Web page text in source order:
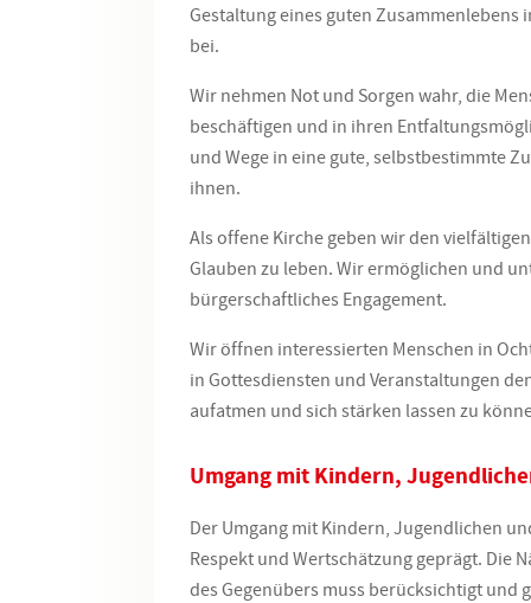
Gestaltung eines guten Zusammenlebens
bei.
Wir nehmen Not und Sorgen wahr, die
beschäftigen und in ihren
und Wege in eine gute, selbstbestimmte
ihnen.
Als offene Kirche geben wir den
Glauben zu leben. Wir ermöglichen und
bürgerschaftliches Engagement.
Wir öffnen interessierten Menschen in
in Gottesdiensten und Veranstaltungen
aufatmen und sich stärken lassen zu
Umgang mit Kindern,
Der Umgang mit Kindern, Jugendlichen
Respekt und Wertschätzung geprägt. Die
des Gegenübers muss berücksichtigt und